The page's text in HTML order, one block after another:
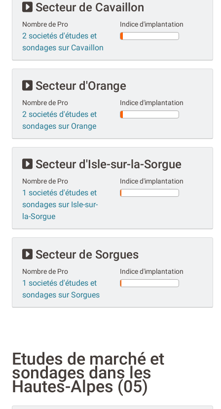
Secteur de Cavaillon
Nombre de Pro
2 societés d'études et
sondages sur Cavaillon
Indice d'implantation
Secteur d'Orange
Nombre de Pro
2 societés d'études et
sondages sur Orange
Indice d'implantation
Secteur d'Isle-sur-la-Sorgue
Nombre de Pro
1 societés d'études et
sondages sur Isle-sur-
la-Sorgue
Indice d'implantation
Secteur de Sorgues
Nombre de Pro
1 societés d'études et
sondages sur Sorgues
Indice d'implantation
Etudes de marché et
sondages dans les
Hautes-Alpes (05)